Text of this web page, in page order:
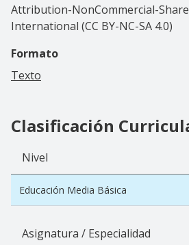
Attribution-NonCommercial-
International (CC BY-NC-SA 4.0)
Formato
Texto
Clasificación
Nivel
Educación Media Básica
Asignatura / Especialidad